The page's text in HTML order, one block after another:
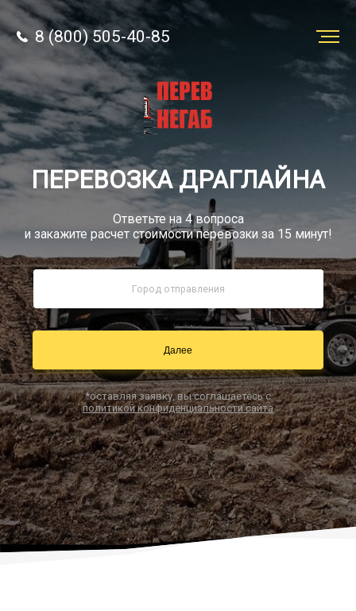
8 (800) 505-40-85
Звонок по РФ бесплатный
sale@simtruck-negabarit.ru
Заказать звонок
Заказать
перевозку
Грузы
8 (800) 505-40-85
ПЕРЕВОЗКА ДРАГЛАЙНА
Ответьте на 4 вопроса
и закажите расчет стоимости перевозки за 15 минут!
Далее
*оставляя заявку, вы соглашаетесь с
политикой конфиденциальности сайта